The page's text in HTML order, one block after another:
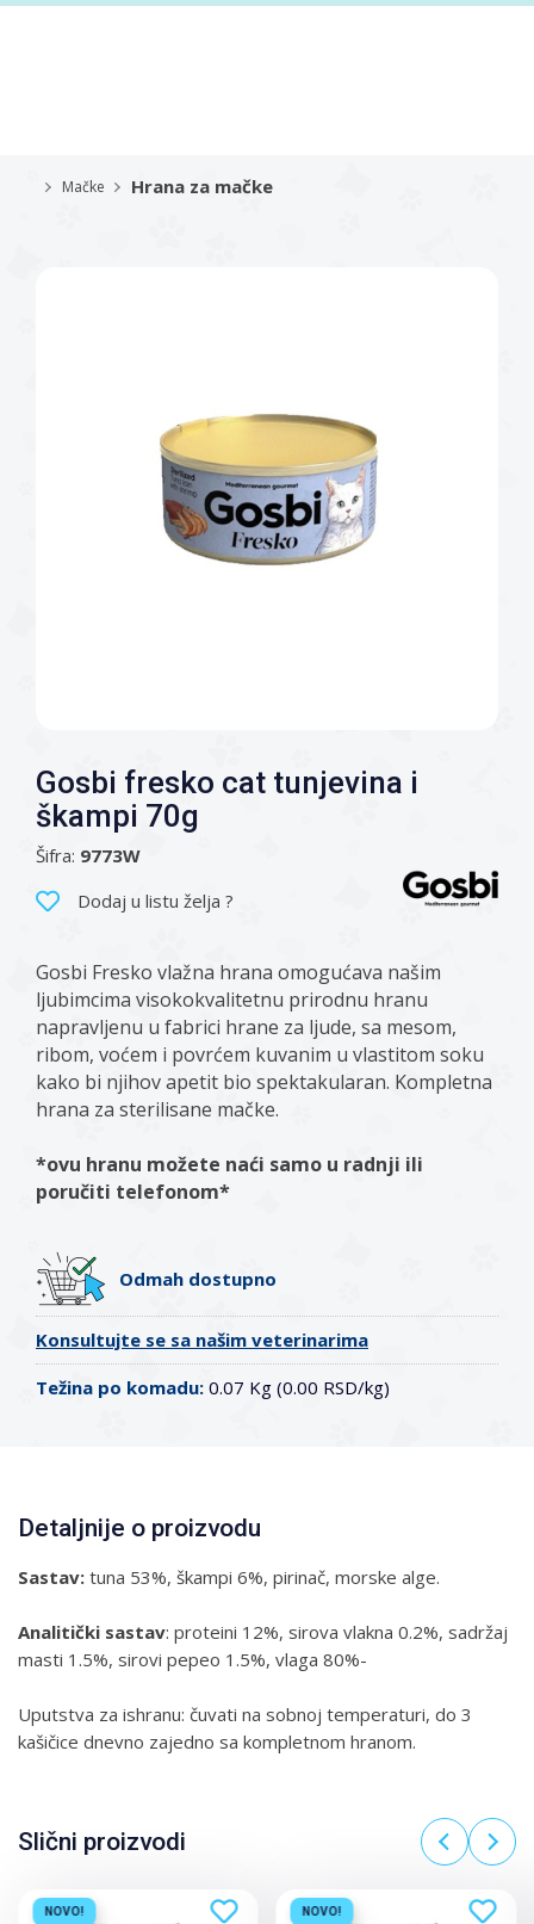
Mačke Hrana za mačke
Gosbi fresko cat tunjevina i
škampi 70g
Šifra: 9773W
Dodaj u listu želja ?
Gosbi Fresko vlažna hrana omogućava našim
ljubimcima visokokvalitetnu prirodnu hranu
napravljenu u fabrici hrane za ljude, sa mesom,
ribom, voćem i povrćem kuvanim u vlastitom soku
kako bi njihov apetit bio spektakularan. Kompletna
hrana za sterilisane mačke.
*ovu hranu možete naći samo u radnji ili
poručiti telefonom*
Odmah dostupno
Konsultujte se sa našim veterinarima
Težina po komadu: 0.07 Kg (0.00 RSD/kg)
Detaljnije o proizvodu
Sastav: tuna 53%, škampi 6%, pirinač, morske alge.
Analitički sastav: proteini 12%, sirova vlakna 0.2%, sadržaj
masti 1.5%, sirovi pepeo 1.5%, vlaga 80%-
Uputstva za ishranu: čuvati na sobnoj temperaturi, do 3
kašičice dnevno zajedno sa kompletnom hranom.
Slični proizvodi
NOVO! NOVO!